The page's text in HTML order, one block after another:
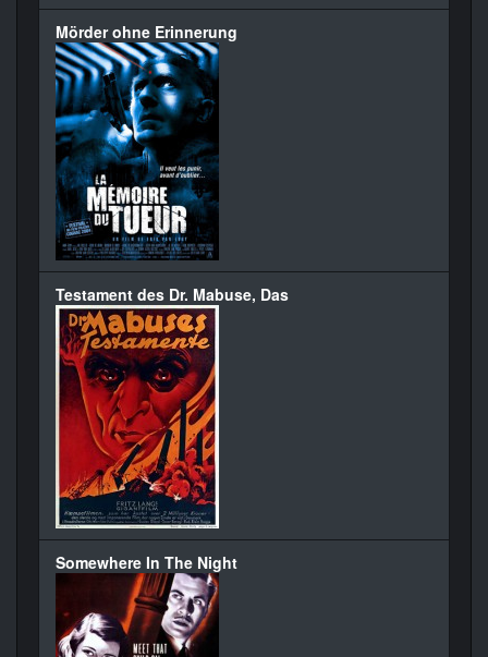
Mörder ohne Erinnerung
Testament des Dr. Mabuse, Das
Somewhere In The Night